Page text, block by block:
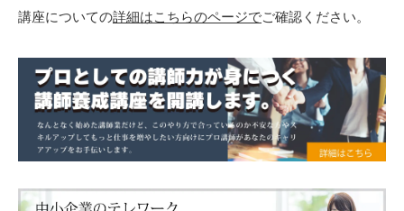
講座についての詳細はこちらのページでご確認ください。